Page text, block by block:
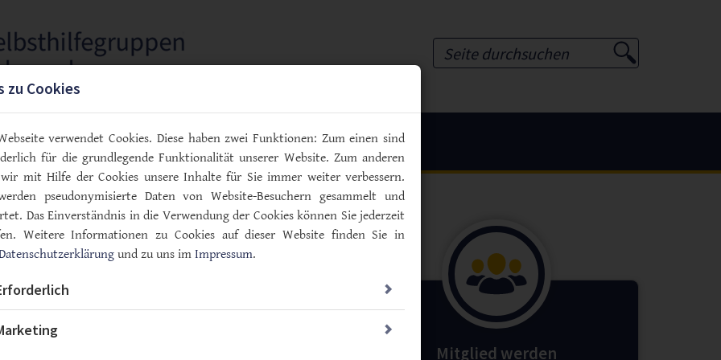
Suchformular
Termine Kontakt Mitgliederbereich
Mitglied werden
zu Cookies
verwendet Cookies. Diese haben zwei Funktionen: Zum einen sind
für die grundlegende Funktionalität unserer Website. Zum anderen
mit Hilfe der Cookies unsere Inhalte für Sie immer weiter verbessern.
pseudonymisierte Daten von Website-Besuchern gesammelt und
Das Einverständnis in die Verwendung der Cookies können Sie jederzeit
Weitere Informationen zu Cookies auf dieser Website finden Sie in
und zu uns im Impressum.